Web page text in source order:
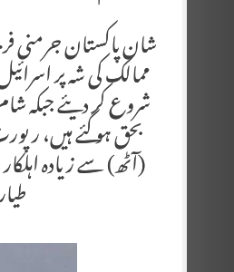
شان پاکستان جرمنی
ممالک کی شہ پر
شروع کر دیئے جبکہ
بحق ہو گئے ہیں،
(آٹھ) سے زیادہ